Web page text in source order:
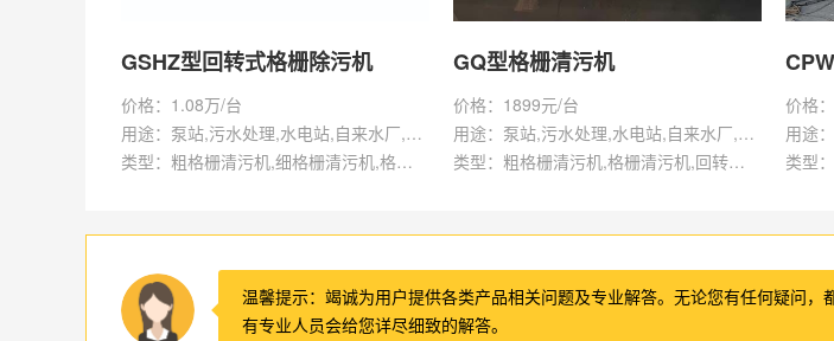
GSHZ型回转式格栅除污机
价格：1.08万/台
用途：泵站,污水处理,水电站,自来水厂,渠道,水产养殖,化工,纺织,给排水工程
类型：粗格栅清污机,细格栅清污机,格栅清污机,回转式清污机
GQ型格栅清污机
价格：1899元/台
用途：泵站,污水处理,水电站,自来水厂,给排水工程
类型：粗格栅清污机,格栅清污机,回转式清污机
价格
用途
类型
温馨提示：竭诚为用户提供各类产品相关问题及专业解答。无论您有任何疑问，
有专业人员会给您详尽细致的解答。